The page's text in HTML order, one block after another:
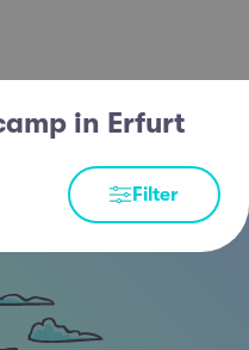
in Erfurt
Filter